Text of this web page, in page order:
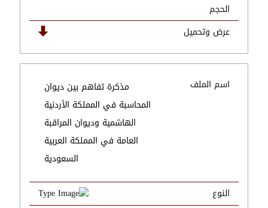
الحجم
عرض وتحميل
اسم الملف
مذكرة تفاهم بين ديوان
المحاسبة في المملكة الأردنية
الهاشمية وديوان المراقبة
العامة في المملكة العربية
السعودية
النوع